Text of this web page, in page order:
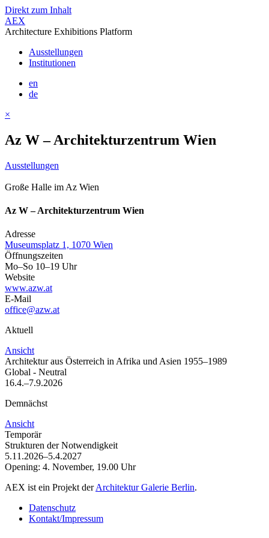
Direkt zum Inhalt
AEX
Architecture Exhibitions Platform
Ausstellungen
Institutionen
en
de
×
Az W – Architekturzentrum Wien
Ausstellungen
Große Halle im Az Wien
Az W – Architekturzentrum Wien
Adresse
Museumsplatz 1, 1070 Wien
Öffnungszeiten
Mo–So 10–19 Uhr
Website
www.azw.at
E-Mail
office@azw.at
Aktuell
Ansicht
Architektur aus Österreich in Afrika und Asien 1955–1989
Global - Neutral
16.4.–7.9.2026
Demnächst
Ansicht
Temporär
Strukturen der Not­wendigkeit
5.11.2026–5.4.2027
Opening: 4. November, 19.00 Uhr
AEX ist ein Projekt derArchitektur Galerie Berlin.
Datenschutz
Kontakt/Impressum